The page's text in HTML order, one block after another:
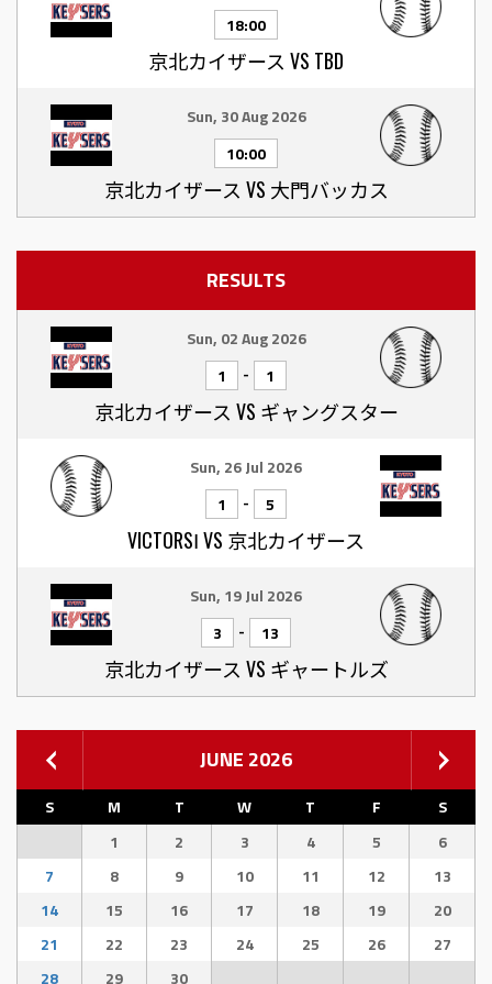
18:00
京北カイザース VS TBD
Sun, 30 Aug 2026
10:00
京北カイザース VS 大門バッカス
RESULTS
Sun, 02 Aug 2026
1
- 1
京北カイザース VS ギャングスター
Sun, 26 Jul 2026
1
- 5
VICTORSⅠ VS 京北カイザース
Sun, 19 Jul 2026
3
- 13
京北カイザース VS ギャートルズ
JUNE 2026
S M T W T F
S
1
2 3 4 5
6
7
8 9 10 11 12
13
14
15 16 17 18 19
20
21
22 23 24 25 26
27
28
29 30